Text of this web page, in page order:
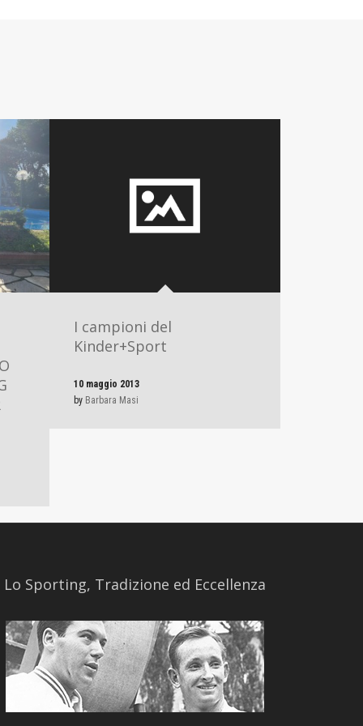
I campioni del
Kinder+Sport
10 maggio 2013
by Barbara Masi
​Lo Sporting, Tradizione ed Eccellenza